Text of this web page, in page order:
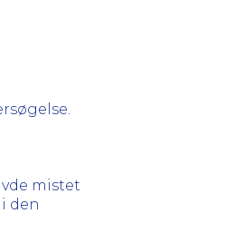
mistet
den